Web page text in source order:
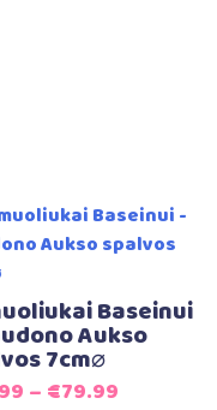
Baseinui
Aukso
7cm⌀
– €79.99